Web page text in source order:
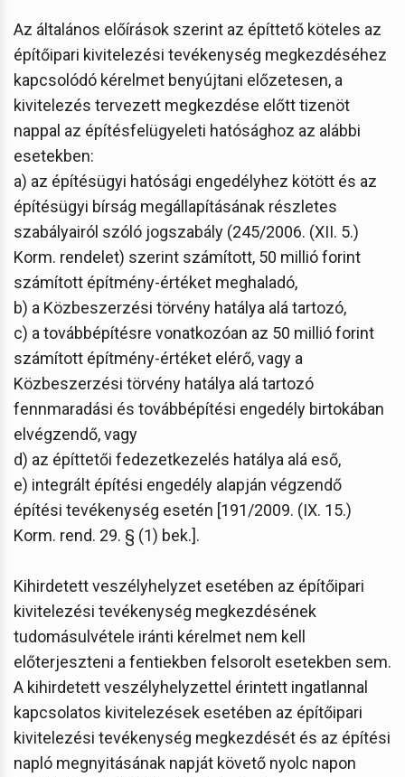
Az általános előírások szerint az építtető köteles az
építőipari kivitelezési tevékenység megkezdéséhez
kapcsolódó kérelmet benyújtani előzetesen, a
kivitelezés tervezett megkezdése előtt tizenöt
nappal az építésfelügyeleti hatósághoz az alábbi
esetekben:
a) az építésügyi hatósági engedélyhez kötött és az
építésügyi bírság megállapításának részletes
szabályairól szóló jogszabály (245/2006. (XII. 5.)
Korm. rendelet) szerint számított, 50 millió forint
számított építmény-értéket meghaladó,
b) a Közbeszerzési törvény hatálya alá tartozó,
c) a továbbépítésre vonatkozóan az 50 millió forint
számított építmény-értéket elérő, vagy a
Közbeszerzési törvény hatálya alá tartozó
fennmaradási és továbbépítési engedély birtokában
elvégzendő, vagy
d) az építtetői fedezetkezelés hatálya alá eső,
e) integrált építési engedély alapján végzendő
építési tevékenység esetén [191/2009. (IX. 15.)
Korm. rend. 29. § (1) bek.].
Kihirdetett veszélyhelyzet esetében az építőipari
kivitelezési tevékenység megkezdésének
tudomásulvétele iránti kérelmet nem kell
előterjeszteni a fentiekben felsorolt esetekben sem.
A kihirdetett veszélyhelyzettel érintett ingatlannal
kapcsolatos kivitelezések esetében az építőipari
kivitelezési tevékenység megkezdését és az építési
napló megnyitásának napját követő nyolc napon